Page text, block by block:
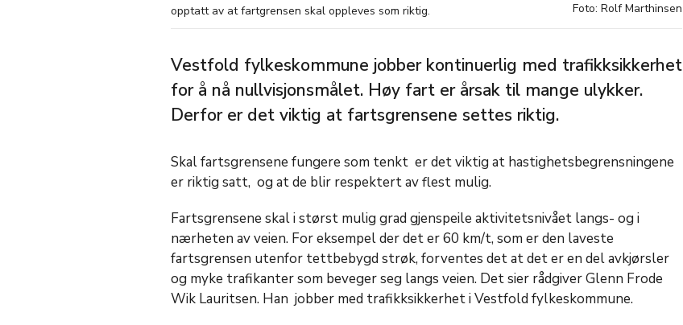
opptatt av at fartgrensen skal oppleves som riktig.
Foto: Rolf Marthinsen
Vestfold fylkeskommune jobber kontinuerlig med trafikksikkerhet
for å nå nullvisjonsmålet. Høy fart er årsak til mange ulykker.
Derfor er det viktig at fartsgrensene settes riktig.
Skal fartsgrensene fungere som tenkt er det viktig at hastighetsbegrensningene
er riktig satt, og at de blir respektert av flest mulig.
Fartsgrensene skal i størst mulig grad gjenspeile aktivitetsnivået langs- og i
nærheten av veien. For eksempel der det er 60 km/t, som er den laveste
fartsgrensen utenfor tettbebygd strøk, forventes det at det er en del avkjørsler
og myke trafikanter som beveger seg langs veien. Det sier rådgiver Glenn Frode
Wik Lauritsen. Han jobber med trafikksikkerhet i Vestfold fylkeskommune.